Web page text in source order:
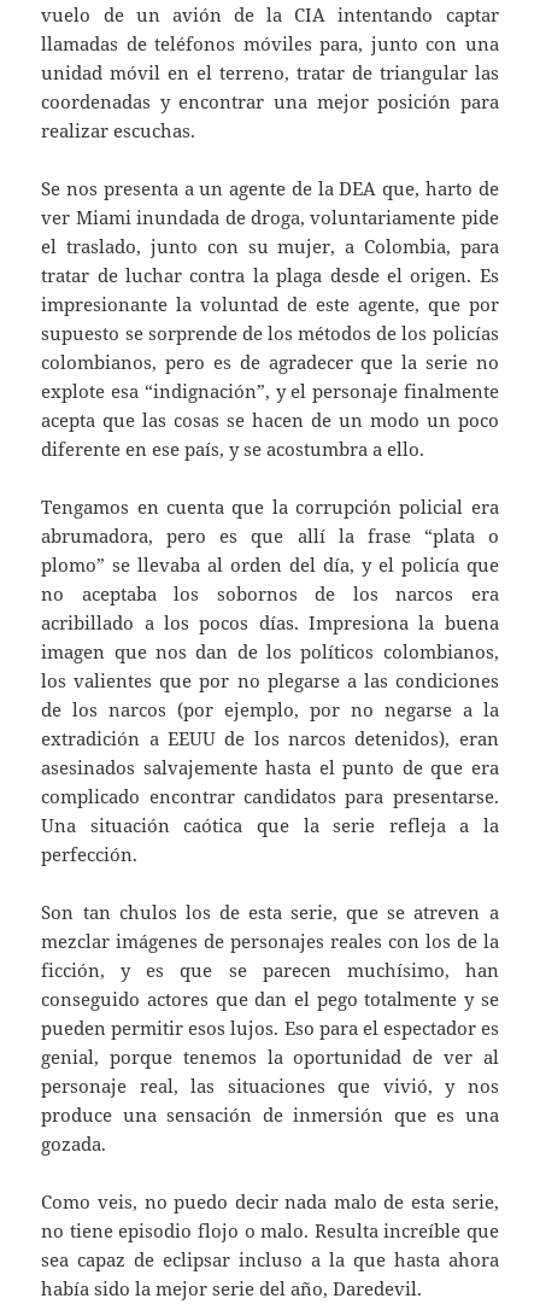
vuelo de un avión de la CIA intentando captar
llamadas de teléfonos móviles para, junto con una
unidad móvil en el terreno, tratar de triangular las
coordenadas y encontrar una mejor posición para
realizar escuchas.
Se nos presenta a un agente de la DEA que, harto de
ver Miami inundada de droga, voluntariamente pide
el traslado, junto con su mujer, a Colombia, para
tratar de luchar contra la plaga desde el origen. Es
impresionante la voluntad de este agente, que por
supuesto se sorprende de los métodos de los policías
colombianos, pero es de agradecer que la serie no
explote esa “indignación”, y el personaje finalmente
acepta que las cosas se hacen de un modo un poco
diferente en ese país, y se acostumbra a ello.
Tengamos en cuenta que la corrupción policial era
abrumadora, pero es que allí la frase “plata o
plomo” se llevaba al orden del día, y el policía que
no aceptaba los sobornos de los narcos era
acribillado a los pocos días. Impresiona la buena
imagen que nos dan de los políticos colombianos,
los valientes que por no plegarse a las condiciones
de los narcos (por ejemplo, por no negarse a la
extradición a EEUU de los narcos detenidos), eran
asesinados salvajemente hasta el punto de que era
complicado encontrar candidatos para presentarse.
Una situación caótica que la serie refleja a la
perfección.
Son tan chulos los de esta serie, que se atreven a
mezclar imágenes de personajes reales con los de la
ficción, y es que se parecen muchísimo, han
conseguido actores que dan el pego totalmente y se
pueden permitir esos lujos. Eso para el espectador es
genial, porque tenemos la oportunidad de ver al
personaje real, las situaciones que vivió, y nos
produce una sensación de inmersión que es una
gozada.
Como veis, no puedo decir nada malo de esta serie,
no tiene episodio flojo o malo. Resulta increíble que
sea capaz de eclipsar incluso a la que hasta ahora
había sido la mejor serie del año, Daredevil.